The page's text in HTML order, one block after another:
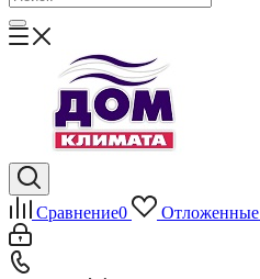
Сравнение0 Отложенные